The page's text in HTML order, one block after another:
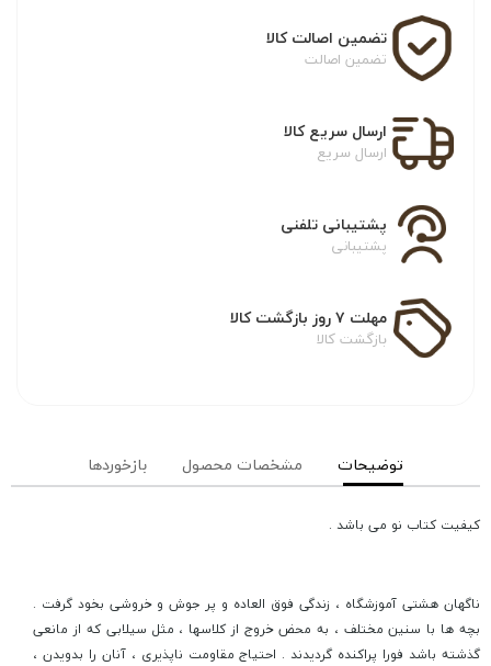
تضمین اصالت کالا
تضمین اصالت
ارسال سریع کالا
ارسال سریع
پشتیبانی تلفنی
پشتیبانی
مهلت ۷ روز بازگشت کالا
بازگشت کالا
توضیحات مشخصات محصول بازخوردها
کیفیت کتاب نو می باشد .
ناگهان هشتی آموزشگاه ، زندگی فوق العاده و پر جوش و خروشی بخود گرفت .
بچه ها با سنین مختلف ، به محض خروج از کلاسها ، مثل سیلابی که از مانعی
گذشته باشد فورا پراکنده گردیدند . احتیاج مقاومت ناپذیری ، آنان را بدویدن ،